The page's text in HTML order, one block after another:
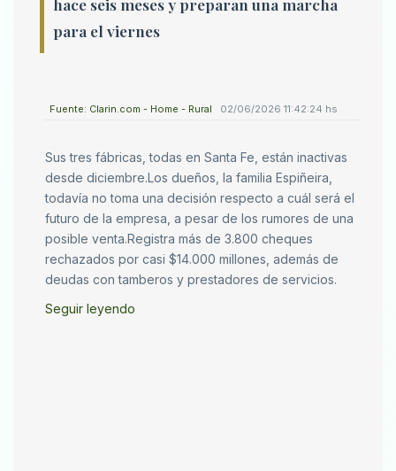
hace seis meses y preparan una marcha
para el viernes
Fuente: Clarin.com - Home - Rural 02/06/2026 11:42:24 hs
Sus tres fábricas, todas en Santa Fe, están inactivas
desde diciembre.Los dueños, la familia Espiñeira,
todavía no toma una decisión respecto a cuál será el
futuro de la empresa, a pesar de los rumores de una
posible venta.Registra más de 3.800 cheques
rechazados por casi $14.000 millones, además de
deudas con tamberos y prestadores de servicios.
Seguir leyendo